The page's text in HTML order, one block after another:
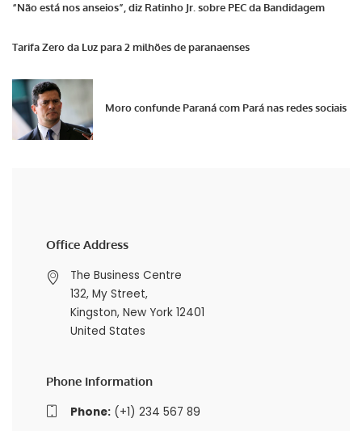
“Não está nos anseios”, diz Ratinho Jr. sobre PEC da Bandidagem
Tarifa Zero da Luz para 2 milhões de paranaenses
Moro confunde Paraná com Pará nas redes sociais
Office Address
The Business Centre
132, My Street,
Kingston, New York 12401
United States
Phone Information
Phone:(+1) 234 567 89